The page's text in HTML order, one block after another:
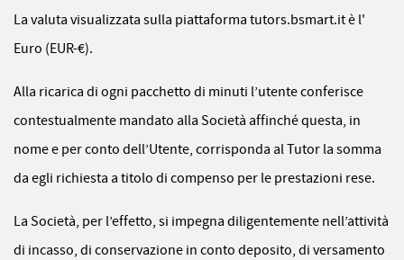
La valuta visualizzata sulla piattaforma tutors.bsmart.it è l'
Euro (EUR-€).
Alla ricarica di ogni pacchetto di minuti l’utente conferisce
contestualmente mandato alla Società affinché questa, in
nome e per conto dell’Utente, corrisponda al Tutor la somma
da egli richiesta a titolo di compenso per le prestazioni rese.
La Società, per l’effetto, si impegna diligentemente nell’attività
di incasso, di conservazione in conto deposito, di versamento